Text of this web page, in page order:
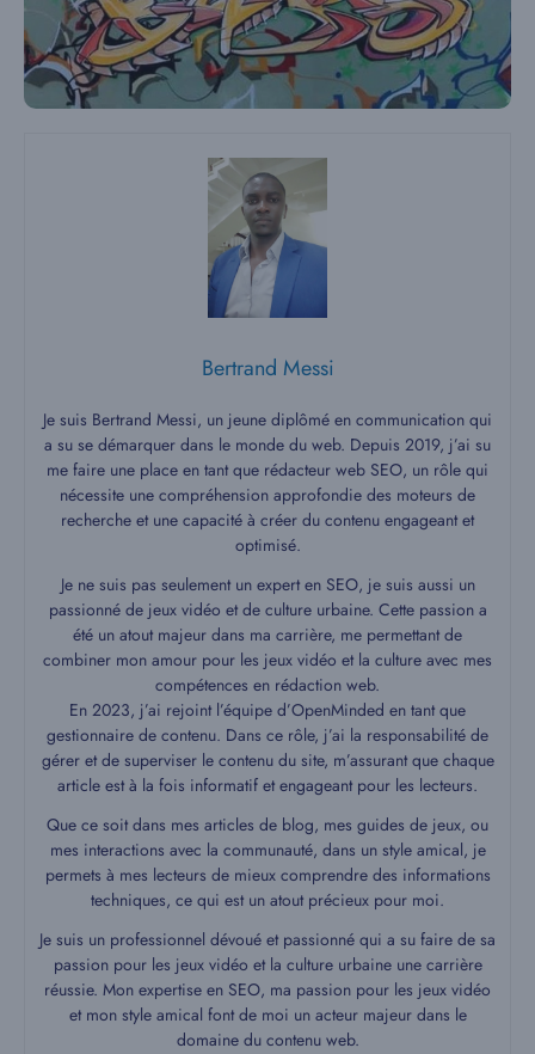
Bertrand Messi
Je suis Bertrand Messi, un jeune diplômé en communication qui
a su se démarquer dans le monde du web. Depuis 2019, j’ai su
me faire une place en tant que rédacteur web SEO, un rôle qui
nécessite une compréhension approfondie des moteurs de
recherche et une capacité à créer du contenu engageant et
optimisé.
Je ne suis pas seulement un expert en SEO, je suis aussi un
passionné de jeux vidéo et de culture urbaine. Cette passion a
été un atout majeur dans ma carrière, me permettant de
combiner mon amour pour les jeux vidéo et la culture avec mes
compétences en rédaction web.
En 2023, j’ai rejoint l’équipe d’OpenMinded en tant que
gestionnaire de contenu. Dans ce rôle, j’ai la responsabilité de
gérer et de superviser le contenu du site, m’assurant que chaque
article est à la fois informatif et engageant pour les lecteurs.
Que ce soit dans mes articles de blog, mes guides de jeux, ou
mes interactions avec la communauté, dans un style amical, je
permets à mes lecteurs de mieux comprendre des informations
techniques, ce qui est un atout précieux pour moi.
Je suis un professionnel dévoué et passionné qui a su faire de sa
passion pour les jeux vidéo et la culture urbaine une carrière
réussie. Mon expertise en SEO, ma passion pour les jeux vidéo
et mon style amical font de moi un acteur majeur dans le
domaine du contenu web.